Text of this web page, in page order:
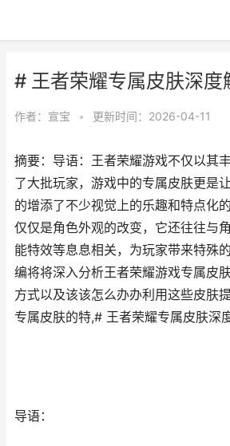
# 王者荣耀专属皮肤深度
作者： 宣宝 • 更新时间：2026-04-11
摘要：导语：王者荣耀游戏不仅以其
了大批玩家，游戏中的专属皮肤更是
的增添了不少视觉上的乐趣和特点化
仅仅是角色外观的改变，它还往往与
能特效等息息相关，为玩家带来特殊
编将将深入分析王者荣耀游戏专属皮
方式以及该该怎么办办利用这些皮肤
专属皮肤的特,# 王者荣耀专属皮肤深
导语：